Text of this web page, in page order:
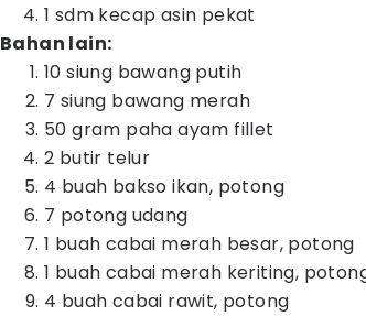
1 sdm kecap asin pekat
Bahan lain:
10 siung bawang putih
7 siung bawang merah
50 gram paha ayam fillet
2 butir telur
4 buah bakso ikan, potong
7 potong udang
1 buah cabai merah besar, potong
1 buah cabai merah keriting,
4 buah cabai rawit, potong